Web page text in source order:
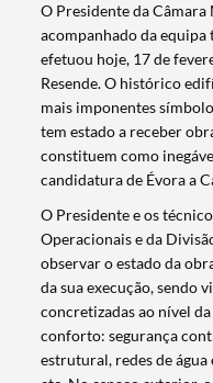
O Presidente da
acompanhado da equipa
efetuou hoje, 17 de
Resende. O histórico
mais imponentes
tem estado a receber
constituem como
candidatura de Évora a
O Presidente e os
Operacionais e da
observar o estado da
da sua execução, sendo
concretizadas ao nível
conforto: segurança
estrutural, redes de